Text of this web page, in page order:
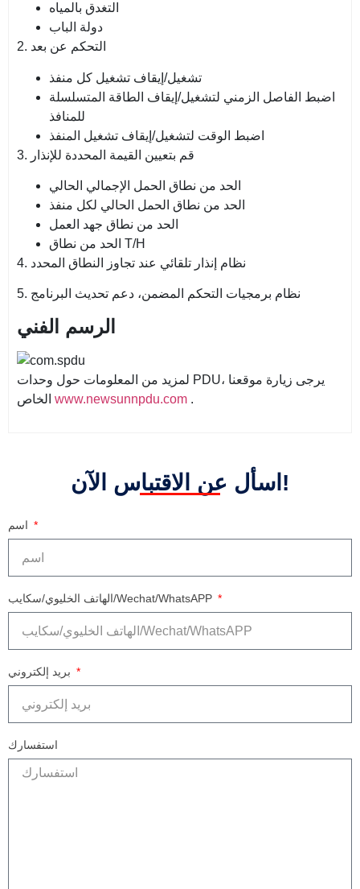
التغدق بالمياه
دولة الباب
تشغيل/إيقاف تشغيل كل منفذ
اضبط الفاصل الزمني لتشغيل/إيقاف الطاقة المتسلسلة
للمنافذ
اضبط الوقت لتشغيل/إيقاف تشغيل المنفذ
الحد من نطاق الحمل الإجمالي الحالي
الحد من نطاق الحمل الحالي لكل منفذ
الحد من نطاق جهد العمل
الحد من نطاق T/H
الرسم الفني
لمزيد من المعلومات حول وحدات PDU، يرجى زيارة موقعنا
www.newsunnpdu.com .
اسأل عن الاقتباس الآن!
الهاتف الخليوي/سكايب/Wechat/WhatsAPP
استفسارك